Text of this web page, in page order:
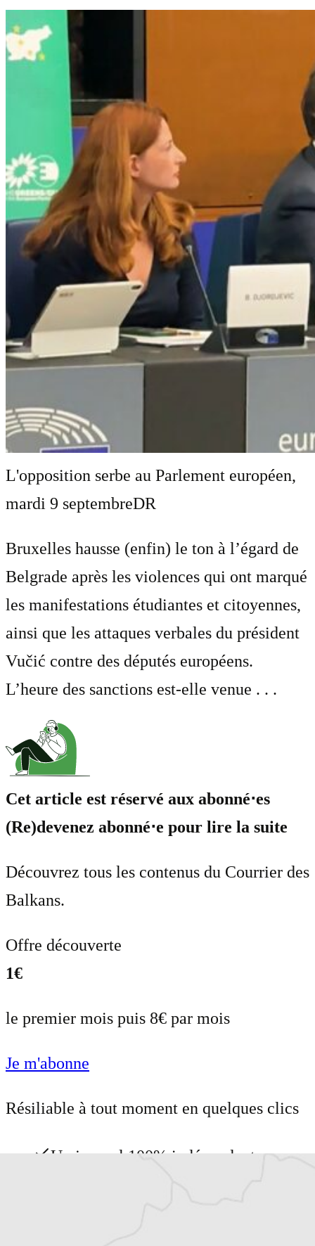
L'opposition serbe au Parlement européen,
mardi 9 septembreDR
Bruxelles hausse (enfin) le ton à l’égard de
Belgrade après les violences qui ont marqué
les manifestations étudiantes et citoyennes,
ainsi que les attaques verbales du président
Vučić contre des députés européens.
L’heure des sanctions est-elle venue . . .
Cet article est réservé aux abonné⋅es
(Re)devenez abonné⋅e pour lire la suite
Découvrez tous les contenus du Courrier des
Balkans.
Offre découverte
1€
le premier mois puis 8€ par mois
Je m'abonne
Résiliable à tout moment en quelques clics
Un journal 100% indépendant